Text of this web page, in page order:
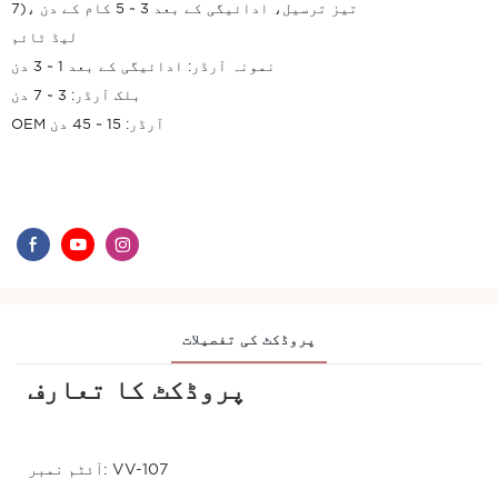
7)، تیز ترسیل، ادائیگی کے بعد 3 ~ 5 کام کے دن
لیڈ ٹائم
نمونہ آرڈر: ادائیگی کے بعد 1 ~ 3 دن
بلک آرڈر: 3 ~ 7 دن
OEM آرڈر: 15 ~ 45 دن
پروڈکٹ کی تفصیلات
پروڈکٹ کا تعارف
آئٹم نمبر: VV-107